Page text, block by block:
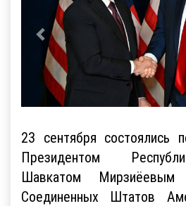
23 сентября состоялись
Президентом
Шавкатом
Соединенных Штатов